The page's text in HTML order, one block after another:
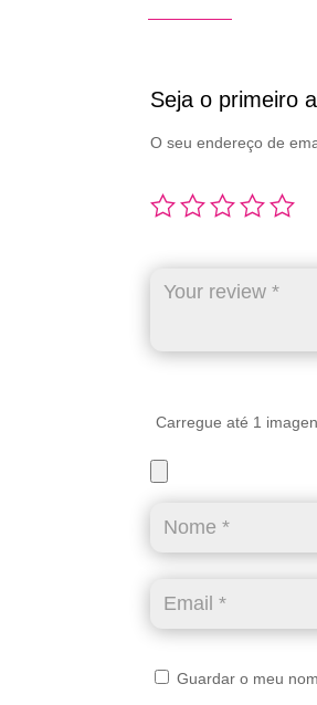
Seja o primeiro
O seu endereço de
Carregue até 1
Guardar o meu